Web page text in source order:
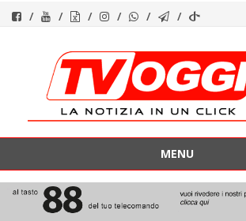
contenuto
MENU
contenuto